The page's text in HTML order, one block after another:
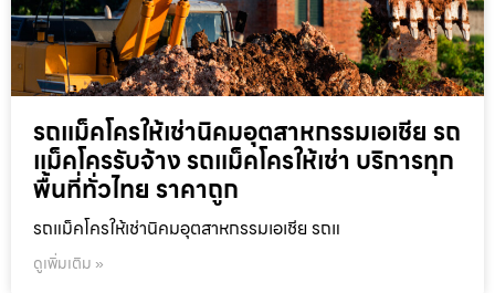
รถแม็คโครให้เช่านิคมอุตสาหกรรมเอเชีย รถ
แม็คโครรับจ้าง รถแม็คโครให้เช่า บริการทุก
พื้นที่ทั่วไทย ราคาถูก
รถแม็คโครให้เช่านิคมอุตสาหกรรมเอเชีย รถแ
ดูเพิ่มเติม »